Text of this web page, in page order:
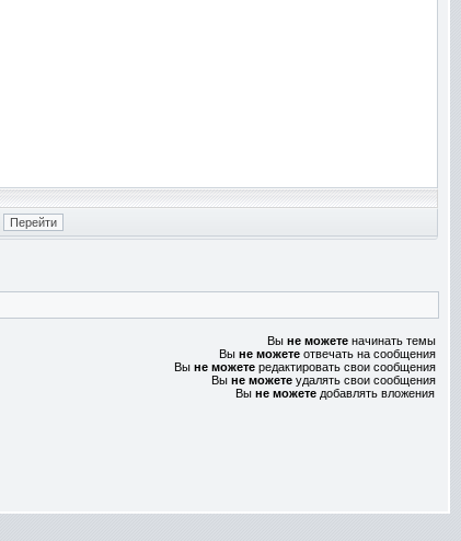
Вы не можете начинать темы
Вы не можете отвечать на сообщения
Вы не можете редактировать свои сообщения
Вы не можете удалять свои сообщения
Вы не можете добавлять вложения